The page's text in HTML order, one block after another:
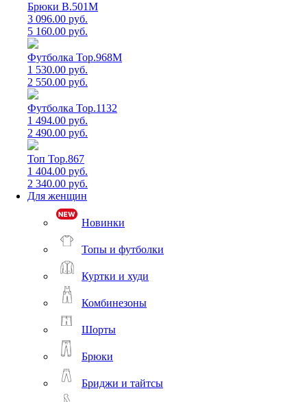
Брюки B.501M
3 096.00 руб.
5 160.00 руб.
Футболка Top.968M
1 530.00 руб.
2 550.00 руб.
Футболка Top.1132
1 494.00 руб.
2 490.00 руб.
Топ Top.867
1 404.00 руб.
2 340.00 руб.
Для женщин
Новинки
Топы и футболки
Куртки и худи
Комбинезоны
Шорты
Брюки
Бриджи и тайтсы